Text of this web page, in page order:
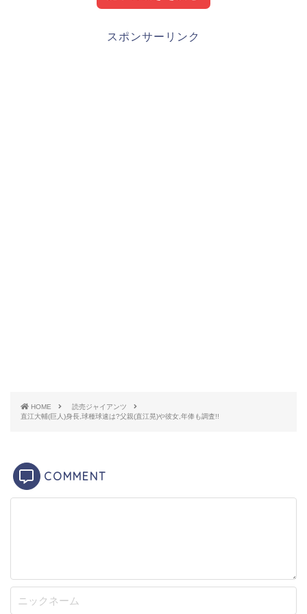
直江大輔プロフィール（経歴、成績）
身長：184センチ
長野県長野市出身、現在18歳の直江選手は、父親の影
スポンサーリンク
HOME
読売ジャイアンツ
直江大輔(巨人)身長,球種球速は?父親(直江晃)や彼女,年俸も調査!!
COMMENT